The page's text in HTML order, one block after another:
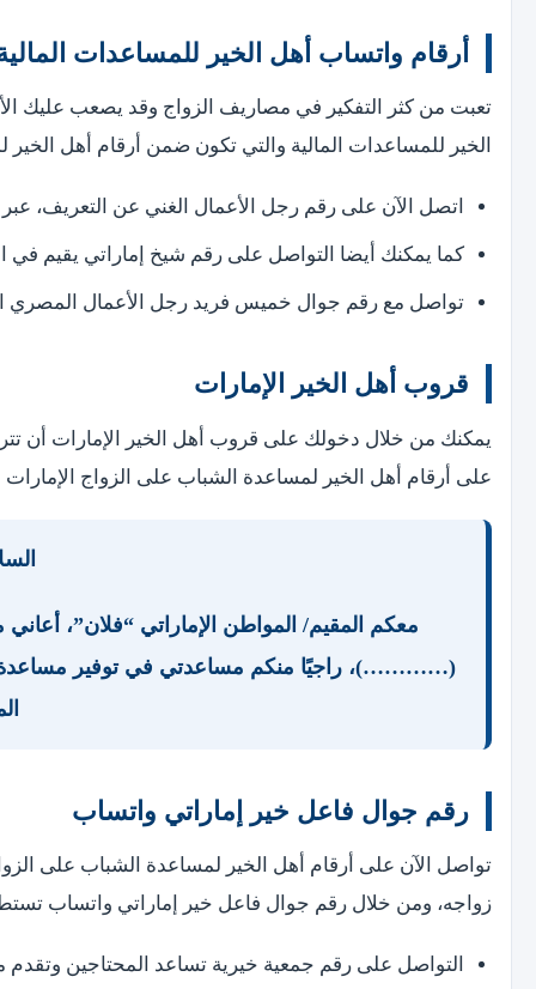
أرقام واتساب أهل الخير للمساعدات
تعبت من كثر التفكير في مصاريف الزواج وقد يصعب عليك
الخير للمساعدات المالية والتي تكون ضمن أرقام أهل الخير
اتصل الآن على رقم رجل الأعمال الغني عن التعريف،
كما يمكنك أيضا التواصل على رقم شيخ إماراتي يقيم في
تواصل مع رقم جوال خميس فريد رجل الأعمال المصري
قروب أهل الخير الإمارات
يمكنك من خلال دخولك على قروب أهل الخير الإمارات أن
على أرقام أهل الخير لمساعدة الشباب على الزواج
معكم المقيم/ المواطن الإماراتي “فلان”،
(…………)، راجيًا منكم مساعدتي في توفير مساعدة
رقم جوال فاعل خير إماراتي واتساب
تواصل الآن على أرقام أهل الخير لمساعدة الشباب على
زواجه، ومن خلال رقم جوال فاعل خير إماراتي واتساب
التواصل على رقم جمعية خيرية تساعد المحتاجين